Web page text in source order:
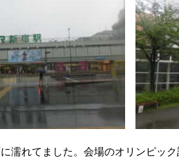
濡れてました。会場のオリンピック